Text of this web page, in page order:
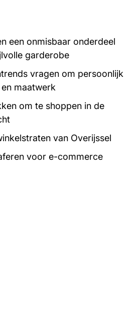
een onmisbaar onderdeel
garderobe
vragen om persoonlijk
maatwerk
om te shoppen in de
van Overijssel
voor e-commerce